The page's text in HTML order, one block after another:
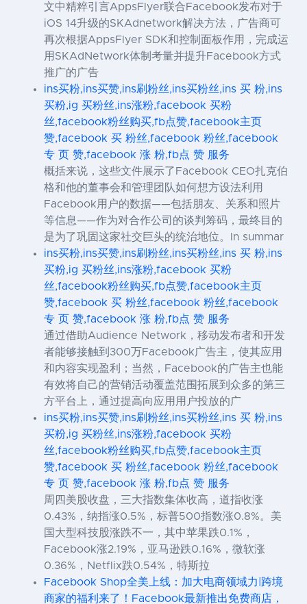
文中精粹引言AppsFlyer联合Facebook发布对于
iOS 14升级的SKAdnetwork解决方法，广告商可
再次根据AppsFlyer SDK和控制面板作用，完成运
用SKAdNetwork体制考量并提升Facebook方式
推广的广告
ins买粉,ins买赞,ins刷粉丝,ins买粉丝,ins 买 粉,ins
买粉,ig 买粉丝,ins涨粉,facebook 买粉
丝,facebook粉丝购买,fb点赞,facebook主页
赞,facebook 买 粉丝,facebook 粉丝,facebook
专 页 赞,facebook 涨 粉,fb点 赞 服务
概括来说，这些文件展示了Facebook CEO扎克伯
格和他的董事会和管理团队如何想方设法利用
Facebook用户的数据——包括朋友、关系和照片
等信息——作为对合作公司的谈判筹码，最终目的
是为了巩固这家社交巨头的统治地位。In summar
ins买粉,ins买赞,ins刷粉丝,ins买粉丝,ins 买 粉,ins
买粉,ig 买粉丝,ins涨粉,facebook 买粉
丝,facebook粉丝购买,fb点赞,facebook主页
赞,facebook 买 粉丝,facebook 粉丝,facebook
专 页 赞,facebook 涨 粉,fb点 赞 服务
通过借助Audience Network，移动发布者和开发
者能够接触到300万Facebook广告主，使其应用
和内容实现盈利；当然，Facebook的广告主也能
有效将自己的营销活动覆盖范围拓展到众多的第三
方平台上，通过提高向应用用户投放的广
ins买粉,ins买赞,ins刷粉丝,ins买粉丝,ins 买 粉,ins
买粉,ig 买粉丝,ins涨粉,facebook 买粉
丝,facebook粉丝购买,fb点赞,facebook主页
赞,facebook 买 粉丝,facebook 粉丝,facebook
专 页 赞,facebook 涨 粉,fb点 赞 服务
周四美股收盘，三大指数集体收高，道指收涨
0.43%，纳指涨0.5%，标普500指数涨0.8%。美
国大型科技股涨跌不一，其中苹果跌0.1%，
Facebook涨2.19%，亚马逊跌0.16%，微软涨
0.36%，Netflix跌0.54%，特斯拉
Facebook Shop全美上线：加大电商领域力|跨境
商家的福利来了！Facebook最新推出免费商店，